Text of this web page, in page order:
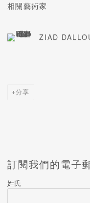
相關藝術家
ZIAD
分享
訂閱我們的電子
姓氏